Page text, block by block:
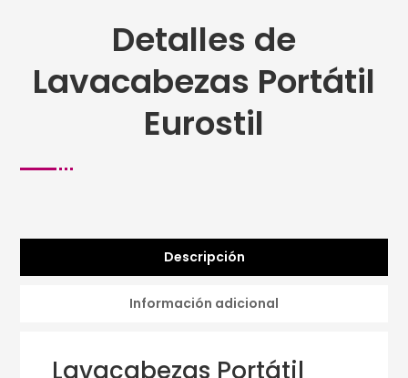
Detalles de
Lavacabezas Portátil
Eurostil
Descripción
Información adicional
Lavacabezas Portátil